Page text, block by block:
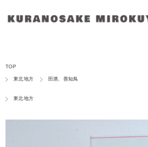
TOP
東北地方 田酒、善知鳥
東北地方